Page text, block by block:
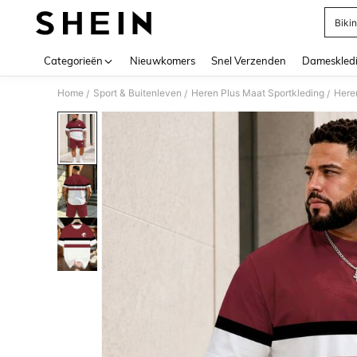
Categorieën Nieuwkomers Snel Verzenden
Home / Sport & Buitenleven / Heren Plus Maat Sportkleding /